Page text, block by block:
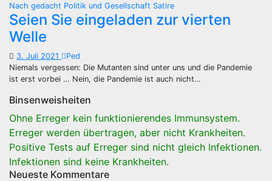
Nach gedacht Politik und Gesellschaft Satire
Seien Sie eingeladen zur vierten
Welle
3. Juli 2021
Ped
Niemals vergessen: Die Mutanten sind unter uns und die Pandemie
ist erst vorbei … Nein, die Pandemie ist auch nicht…
Binsenweisheiten
Ohne Erreger kein funktionierendes Immunsystem.
Erreger werden übertragen, aber nicht Krankheiten.
Positive Tests auf Erreger sind nicht gleich Infektionen.
Infektionen sind keine Krankheiten.
Neueste Kommentare